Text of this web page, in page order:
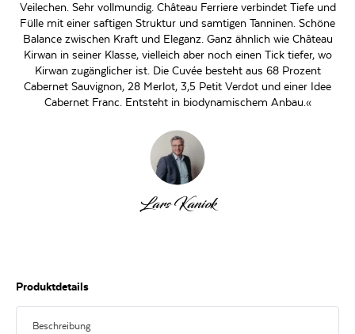
Veilechen. Sehr vollmundig. Château Ferriere verbindet Tiefe und
Fülle mit einer saftigen Struktur und samtigen Tanninen. Schöne
Balance zwischen Kraft und Eleganz. Ganz ähnlich wie Château
Kirwan in seiner Klasse, vielleich aber noch einen Tick tiefer, wo
Kirwan zugänglicher ist. Die Cuvée besteht aus 68 Prozent
Cabernet Sauvignon, 28 Merlot, 3,5 Petit Verdot und einer Idee
Cabernet Franc. Entsteht in biodynamischem Anbau.«
Lars Kaniok
Produktdetails
Beschreibung